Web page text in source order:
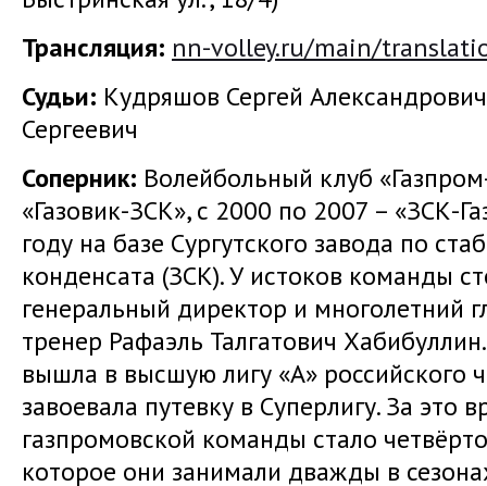
Трансляция: nn-volley.ru/main/
Судьи: Кудряшов Сергей
Сергеевич
Соперник: Волейбольный клуб
«Газовик-ЗСК», с 2000 по 2007 – «ЗСК-
году на базе Сургутского завода по
конденсата (ЗСК). У истоков команды
генеральный директор и многолетний
тренер Рафаэль Талгатович
вышла в высшую лигу «А» российского
завоевала путевку в Суперлигу. За это
газпромовской команды стало
которое они занимали дважды в